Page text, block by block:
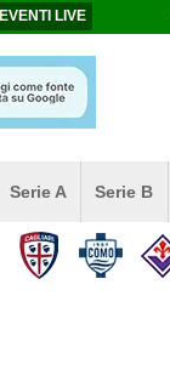
EVENTI LIVE
Serie A Serie B